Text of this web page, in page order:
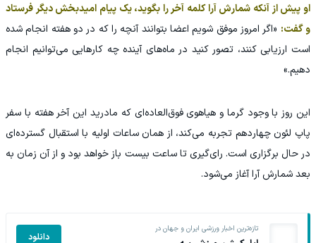
او پیش از آنکه شمارش آرا کلمه آخر را بگوید، یک پیام امیدبخش دیگر فرستاد
و گفت: «اگر امروز موفق شویم اعضا بتوانند آنچه را که در دو هفته انجام شده
است ارزیابی کنند، تصور کنید در ماه‌های آینده چه کارهایی می‌توانیم انجام
دهیم.»
این روز با وجود گرما و هیاهوی فوق‌العاده‌ای که مادرید این آخر هفته با سفر
پاپ لئون چهاردهم تجربه می‌کند، از همان ساعات اولیه با استقبال گسترده‌ای
در حال برگزاری است. رای‌گیری تا ساعت بیست باز خواهد بود و از آن زمان به
بعد شمارش آرا آغاز می‌شود.
تازه‌ترین اخبار ورزشی ایران و جهان در
دانلود